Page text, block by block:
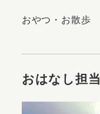
おやつ・お散歩
おはなし担当